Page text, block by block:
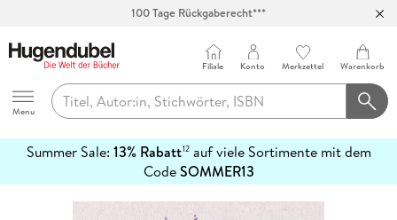
100 Tage Rückgaberecht***
Hugendubel
Menu
Filiale Konto Merkzettel Warenkorb
Summer Sale: 13% Rabatt12auf viele Sortimente mit dem
CodeSOMMER13
erfahren